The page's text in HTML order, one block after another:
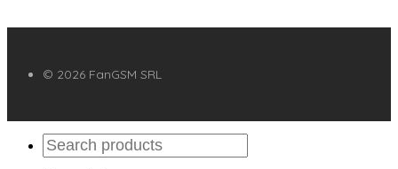
© 2026 FanGSM SRL